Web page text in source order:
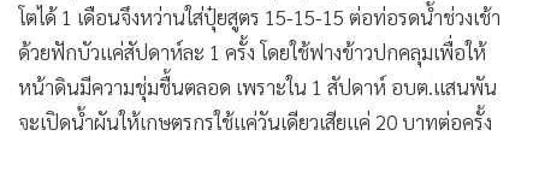
โตได้ 1 เดือนจึงหว่านใส่ปุ๋ยสูตร 15-15-15 ต่อท่อรดน้ำช่วงเช้า
ด้วยฟักบัวแค่สัปดาห์ละ 1 ครั้ง โดยใช้ฟางข้าวปกคลุมเพื่อให้
หน้าดินมีความชุ่มชื้นตลอด เพราะใน 1 สัปดาห์ อบต.แสนพัน
จะเปิดน้ำผันให้เกษตรกรใช้แค่วันเดียวเสียแค่ 20 บาทต่อครั้ง